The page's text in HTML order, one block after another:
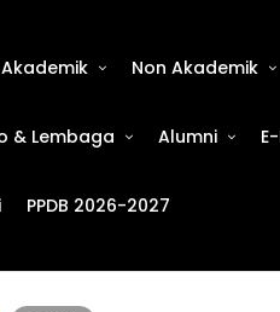
Akademik Non Akademik
& Lembaga Alumni
PPDB 2026-2027